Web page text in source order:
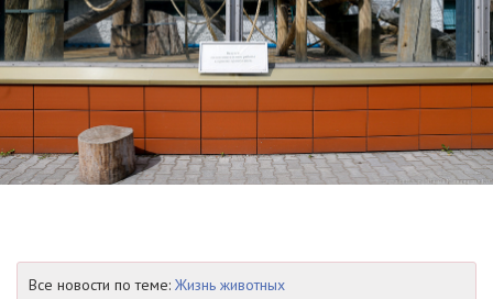
Все новости по теме: Жизнь животных